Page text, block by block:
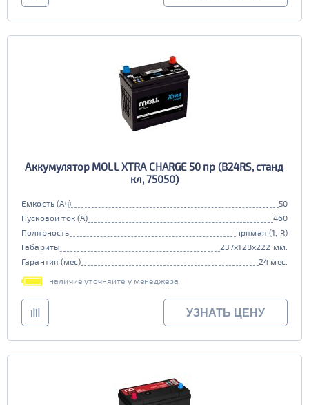
Аккумулятор MOLL XTRA CHARGE 50 пр (B24RS, станд
кл, 75050)
Емкость (Ач)
50
Пусковой ток (А)
460
Полярность
прямая (1, R)
Габариты
237x128x222 мм.
Гарантия (мес)
24 мес.
наличие уточняйте у менеджера
УЗНАТЬ ЦЕНУ